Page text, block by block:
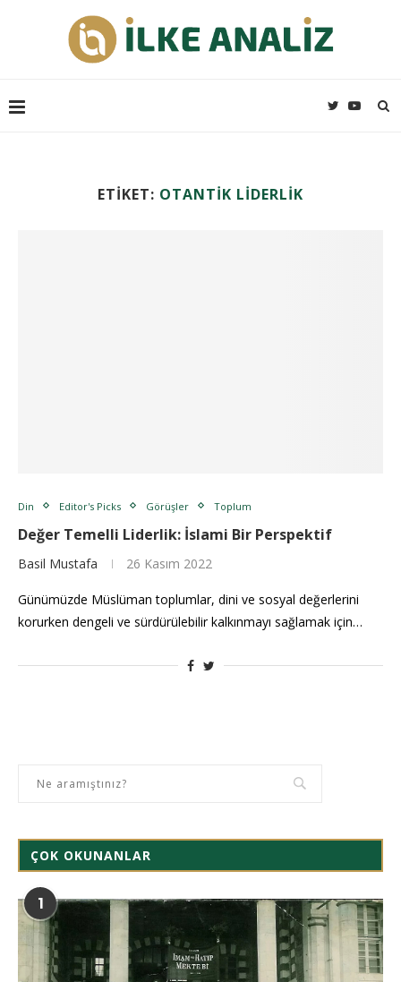
ETIKET: OTANTIK LIDERLIK
Din Editor's Picks Görüşler Toplum
Değer Temelli Liderlik: İslami Bir Perspektif
Basil Mustafa 26 Kasım 2022
Günümüzde Müslüman toplumlar, dini ve sosyal değerlerini
korurken dengeli ve sürdürülebilir kalkınmayı sağlamak için…
ÇOK OKUNANLAR
1